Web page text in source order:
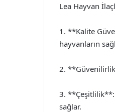
Lea Hayvan
1. **Kalite
hayvanların
2.
3. **Çeşitlilik**:
sağlar.